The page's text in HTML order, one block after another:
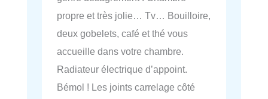
propre et très jolie… Tv… Bouilloire,
deux gobelets, café et thé vous
accueille dans votre chambre.
Radiateur électrique d’appoint.
Bémol ! Les joints carrelage côté